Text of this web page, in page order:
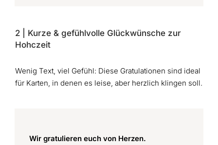
2 | Kurze & gefühlvolle Glückwünsche zur
Hohczeit
Wenig Text, viel Gefühl: Diese Gratulationen sind ideal
für Karten, in denen es leise, aber herzlich klingen soll.
Wir gratulieren euch von Herzen.